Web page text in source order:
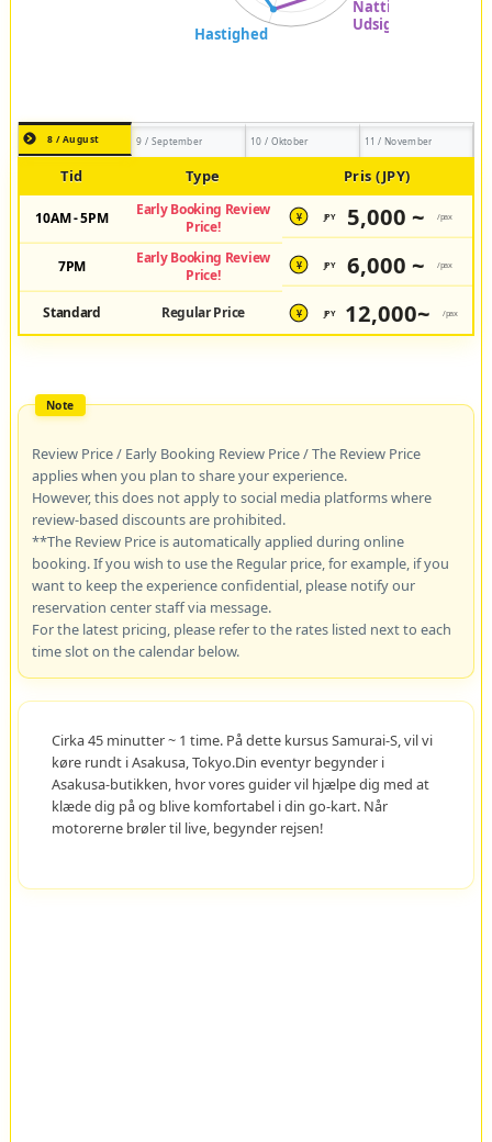
8 / August 9 / September 10 / Oktober 11 / November
Tid Type Pris (JPY)
10AM - 5PM
Early Booking Review
Price!
¥ JPY 5,000 ~ /pax
7PM
Early Booking Review
Price!
¥ JPY 6,000 ~ /pax
Standard Regular Price ¥ JPY 12,000~ /pax
Review Price / Early Booking Review Price / The Review Price
applies when you plan to share your experience.
However, this does not apply to social media platforms where
review-based discounts are prohibited.
**The Review Price is automatically applied during online
booking. If you wish to use the Regular price, for example, if you
want to keep the experience confidential, please notify our
reservation center staff via message.
For the latest pricing, please refer to the rates listed next to each
time slot on the calendar below.
Cirka 45 minutter ~ 1 time. På dette kursus Samurai-S, vil vi
køre rundt i Asakusa, Tokyo.Din eventyr begynder i
Asakusa-butikken, hvor vores guider vil hjælpe dig med at
klæde dig på og blive komfortabel i din go-kart. Når
motorerne brøler til live, begynder rejsen!